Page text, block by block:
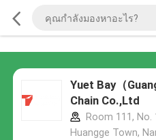
Yuet Bay（
Chain Co.,Ltd
Room 111,
Huangge Town,